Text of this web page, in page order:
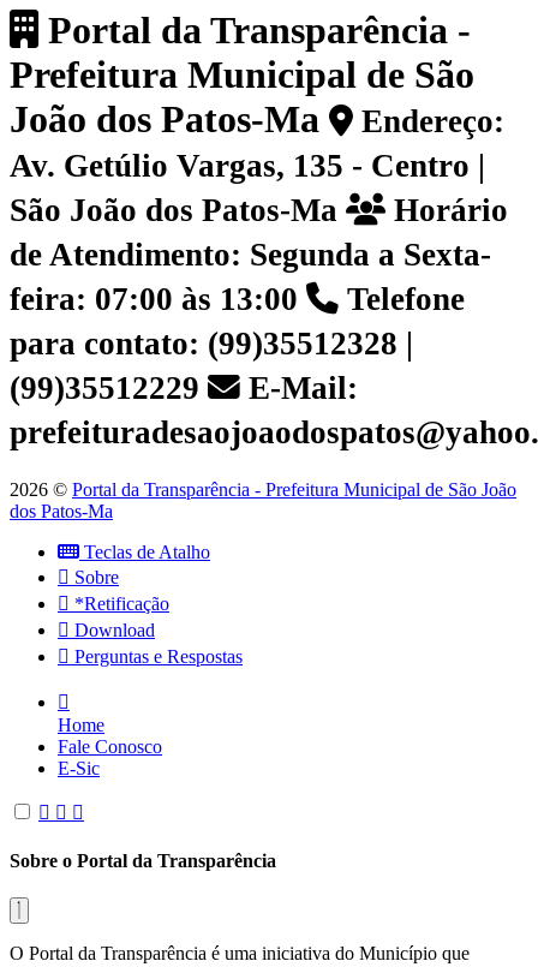
Portal da Transparência -
Prefeitura Municipal de São
João dos Patos-Ma
Endereço:
Av. Getúlio Vargas, 135 - Centro |
São João dos Patos-Ma
Horário
de Atendimento: Segunda a Sexta-
feira: 07:00 às 13:00
Telefone
para contato: (99)35512328 |
(99)35512229
E-Mail:
2026 © Portal da Transparência - Prefeitura Municipal de São João
dos Patos-Ma
Teclas de Atalho
Sobre
*Retificação
Download
Perguntas e Respostas
Home
Fale Conosco
E-Sic
Sobre o Portal da Transparência
O Portal da Transparência é uma iniciativa do Município que